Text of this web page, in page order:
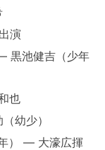
演
黒池健吉（少年
也
幼少）
） — 大濠広揮